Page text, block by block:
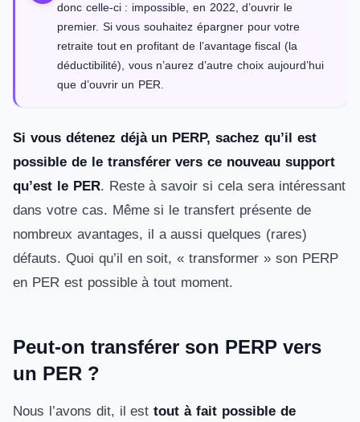
donc celle-ci : impossible, en 2022, d’ouvrir le
premier. Si vous souhaitez épargner pour votre
retraite tout en profitant de l’avantage fiscal (la
déductibilité), vous n’aurez d’autre choix aujourd’hui
que d’ouvrir un PER.
Si vous détenez déjà un PERP, sachez qu’il est
possible de le transférer vers ce nouveau support
qu’est le PER. Reste à savoir si cela sera intéressant
dans votre cas. Même si le transfert présente de
nombreux avantages, il a aussi quelques (rares)
défauts. Quoi qu’il en soit, « transformer » son PERP
en PER est possible à tout moment.
Peut-on transférer son PERP vers
un PER ?
Nous l’avons dit, il esttout à fait possible de